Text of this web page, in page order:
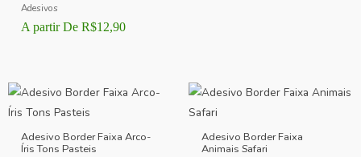
Adesivos
A partir De R$12,90
Adesivo Border Faixa Arco-
Íris Tons Pasteis
Adesivo Border Faixa
Animais Safari